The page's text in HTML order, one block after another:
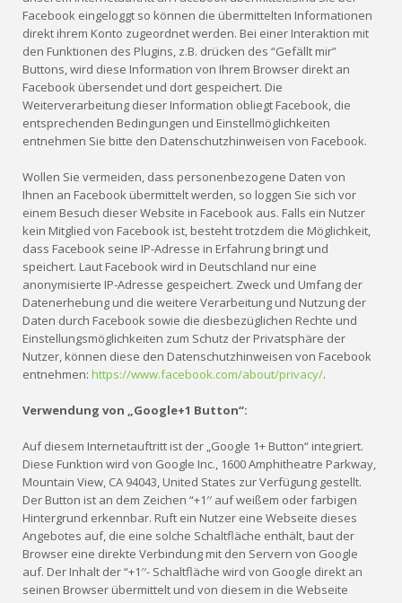
Facebook eingeloggt so können die übermittelten Informationen
direkt ihrem Konto zugeordnet werden. Bei einer Interaktion mit
den Funktionen des Plugins, z.B. drücken des “Gefällt mir”
Buttons, wird diese Information von Ihrem Browser direkt an
Facebook übersendet und dort gespeichert. Die
Weiterverarbeitung dieser Information obliegt Facebook, die
entsprechenden Bedingungen und Einstellmöglichkeiten
entnehmen Sie bitte den Datenschutzhinweisen von Facebook.
Wollen Sie vermeiden, dass personenbezogene Daten von
Ihnen an Facebook übermittelt werden, so loggen Sie sich vor
einem Besuch dieser Website in Facebook aus. Falls ein Nutzer
kein Mitglied von Facebook ist, besteht trotzdem die Möglichkeit,
dass Facebook seine IP-Adresse in Erfahrung bringt und
speichert. Laut Facebook wird in Deutschland nur eine
anonymisierte IP-Adresse gespeichert. Zweck und Umfang der
Datenerhebung und die weitere Verarbeitung und Nutzung der
Daten durch Facebook sowie die diesbezüglichen Rechte und
Einstellungsmöglichkeiten zum Schutz der Privatsphäre der
Nutzer, können diese den Datenschutzhinweisen von Facebook
entnehmen:https://www.facebook.com/about/privacy/.
Verwendung von „Google+1 Button“:
Auf diesem Internetauftritt ist der „Google 1+ Button“ integriert.
Diese Funktion wird von Google Inc., 1600 Amphitheatre Parkway,
Mountain View, CA 94043, United States zur Verfügung gestellt.
Der Button ist an dem Zeichen “+1′′ auf weißem oder farbigen
Hintergrund erkennbar. Ruft ein Nutzer eine Webseite dieses
Angebotes auf, die eine solche Schaltfläche enthält, baut der
Browser eine direkte Verbindung mit den Servern von Google
auf. Der Inhalt der “+1′′- Schaltfläche wird von Google direkt an
seinen Browser übermittelt und von diesem in die Webseite